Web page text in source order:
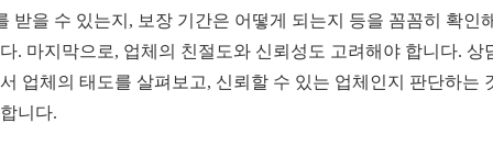
받을 수 있는지, 보장 기간은 어떻게 되는지 등을 꼼꼼히 확인
. 마지막으로, 업체의 친절도와 신뢰성도 고려해야 합니다. 상
업체의 태도를 살펴보고, 신뢰할 수 있는 업체인지 판단하는
니다.